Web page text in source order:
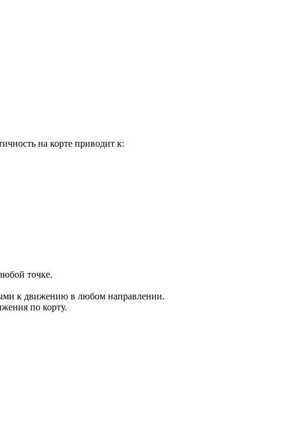
на корте приводит к:
точке.
к движению в любом направлении.
по корту.